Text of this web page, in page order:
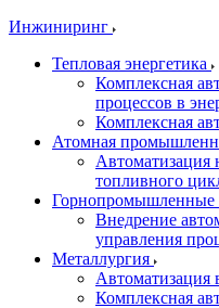
Инжиниринг
Тепловая энергетика
Комплексная
процессов в
Комплексная
Атомная
Автоматизация
топливного
Горнопромышленные
Внедрение
управления
Металлургия
Автоматизация
Комплексная